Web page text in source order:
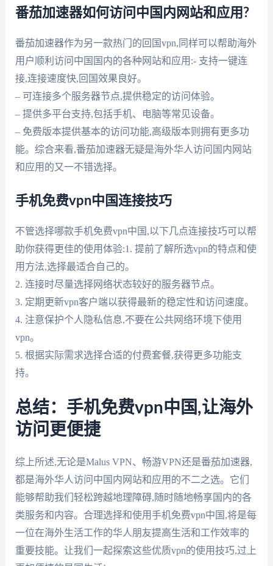
番茄加速器如何访问中国内网站和应用?
番茄加速器作为另一款热门的回国vpn,同样可以帮助海外
用户顺利访问中国国内的各种网站和应用:- 支持一键连
接,连接速度快,回国效果良好。
– 可连接多个服务器节点,提供稳定的访问体验。
– 提供多平台支持,包括手机、电脑等常见设备。
– 免费版本提供基本的访问功能,高级版本则拥有更多功
能。综合来看,番茄加速器无疑是海外华人访问国内网站
和应用的又一不错选择。
手机免费vpn中国连接技巧
不管选择哪款手机免费vpn中国,以下几点连接技巧可以帮
助你获得更佳的使用体验:1. 提前了解所选vpn的特点和使
用方法,选择最适合自己的。
2. 连接时尽量选择网络状态较好的服务器节点。
3. 定期更新vpn客户端以获得最新的稳定性和访问速度。
4. 注意保护个人隐私信息,不要在公共网络环境下使用
vpn。
5. 根据实际需求选择合适的付费套餐,获得更多功能支
持。
总结：手机免费vpn中国,让海外
访问更便捷
综上所述,无论是Malus VPN、畅游VPN还是番茄加速器,
都是海外华人访问中国内网站和应用的不二之选。它们
能够帮助我们轻松跨越地理障碍,随时随地畅享国内的各
类服务和内容。合理选择和使用手机免费vpn中国,将是每
一位在海外生活工作的华人朋友提高生活和工作效率的
重要技能。让我们一起探索这些优质vpn的使用技巧,过上